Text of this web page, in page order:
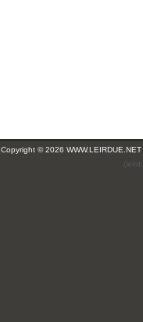
Copyright © 2026